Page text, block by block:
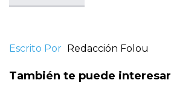
Escrito Por Redacción Folou
También te puede interesar